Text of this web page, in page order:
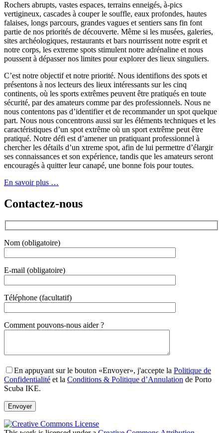
Rochers abrupts, vastes espaces, terrains enneigés, à-pics
vertigineux, cascades à couper le souffle, eaux profondes, hautes
falaises, longs parcours, grandes vagues et sentiers sans fin font
partie de nos priorités de découverte. Même si les musées, galeries,
sites archéologiques, restaurants et bars nourrissent notre esprit et
notre corps, les extreme spots stimulent notre adrénaline et nous
poussent à dépasser nos limites pour explorer des lieux singuliers.
C’est notre objectif et notre priorité. Nous identifions des spots et
présentons à nos lecteurs des lieux intéressants sur les cinq
continents, où les sports extrêmes peuvent être pratiqués en toute
sécurité, par des amateurs comme par des professionnels. Nous ne
nous contentons pas d’identifier et de recommander un spot quelque
part. Nous nous concentrons aussi sur les éléments techniques et les
caractéristiques d’un spot extrême où un sport extrême peut être
pratiqué. Notre défi est d’amener un pratiquant professionnel à
chercher les détails d’un xtreme spot, afin de lui permettre d’élargir
ses connaissances et son expérience, tandis que les amateurs seront
encouragés à quitter leur canapé, une bonne fois pour toutes.
En savoir plus …
Contactez-nous
Nom (obligatoire)
E-mail (obligatoire)
Téléphone (facultatif)
Gender
Comment pouvons-nous aider ?
En appuyant sur le bouton «Envoyer», j'accepte la Politique de
Confidentialité et la Conditions & Politique d’Annulation de Porto
Scuba IKE.